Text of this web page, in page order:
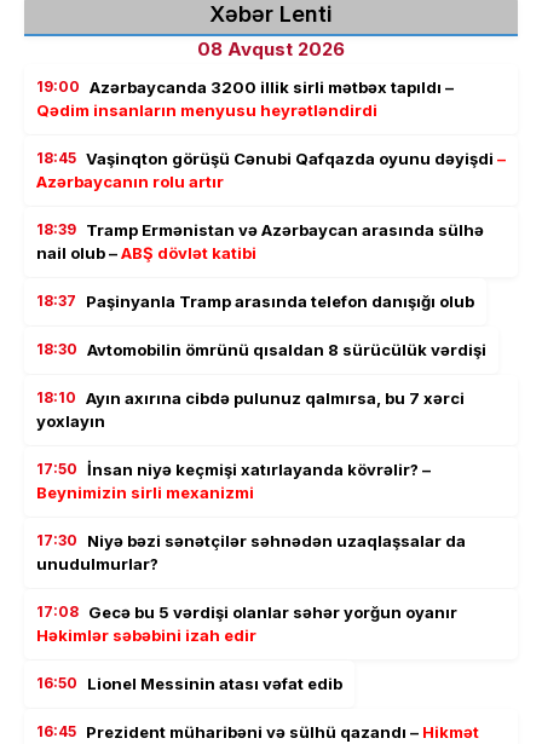
Xəbər Lenti
08 Avqust 2026
19:00 Azərbaycanda 3200 illik sirli mətbəx tapıldı –
Qədim insanların menyusu heyrətləndirdi
18:45 Vaşinqton görüşü Cənubi Qafqazda oyunu dəyişdi –
Azərbaycanın rolu artır
18:39 Tramp Ermənistan və Azərbaycan arasında sülhə
nail olub –ABŞ dövlət katibi
18:37 Paşinyanla Tramp arasında telefon danışığı olub
18:30 Avtomobilin ömrünü qısaldan 8 sürücülük vərdişi
18:10 Ayın axırına cibdə pulunuz qalmırsa, bu 7 xərci
yoxlayın
17:50 İnsan niyə keçmişi xatırlayanda kövrəlir? –
Beynimizin sirli mexanizmi
17:30
Niyə bəzi sənətçilər səhnədən uzaqlaşsalar da
unudulmurlar?
17:08 Gecə bu 5 vərdişi olanlar səhər yorğun oyanır
Həkimlər səbəbini izah edir
16:50 Lionel Messinin atası vəfat edib
16:45 Prezident müharibəni və sülhü qazandı – Hikmət